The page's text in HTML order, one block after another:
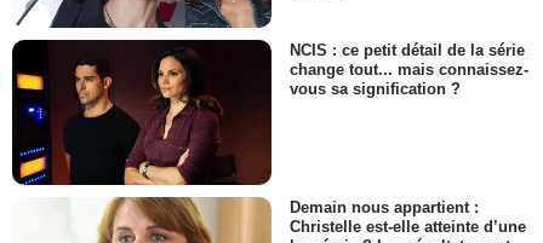
NCIS : ce petit détail de la série
change tout... mais connaissez-
vous sa signification ?
Demain nous appartient :
Christelle est-elle atteinte d’une